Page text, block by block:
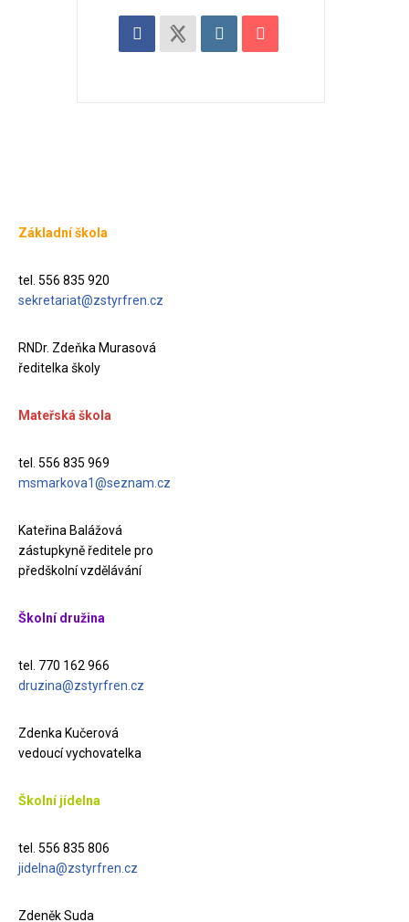
Základní škola
tel. 556 835 920
sekretariat@zstyrfren.cz
RNDr. Zdeňka Murasová
ředitelka školy
Mateřská škola
tel. 556 835 969
msmarkova1@seznam.cz
Kateřina Balážová
zástupkyně ředitele pro
předškolní vzdělávání
Školní družina
tel. 770 162 966
druzina@zstyrfren.cz
Zdenka Kučerová
vedoucí vychovatelka
Školní jídelna
tel. 556 835 806
jidelna@zstyrfren.cz
Zdeněk Suda